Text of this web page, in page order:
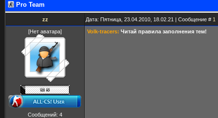
Pro Team
zz Дата: Пятница, 23.04.2010, 18.02.21 | Сообщение # 1
[Нет аватара]
Сообщений: 4
Volk-tracers: Читай правила заполнения тем!